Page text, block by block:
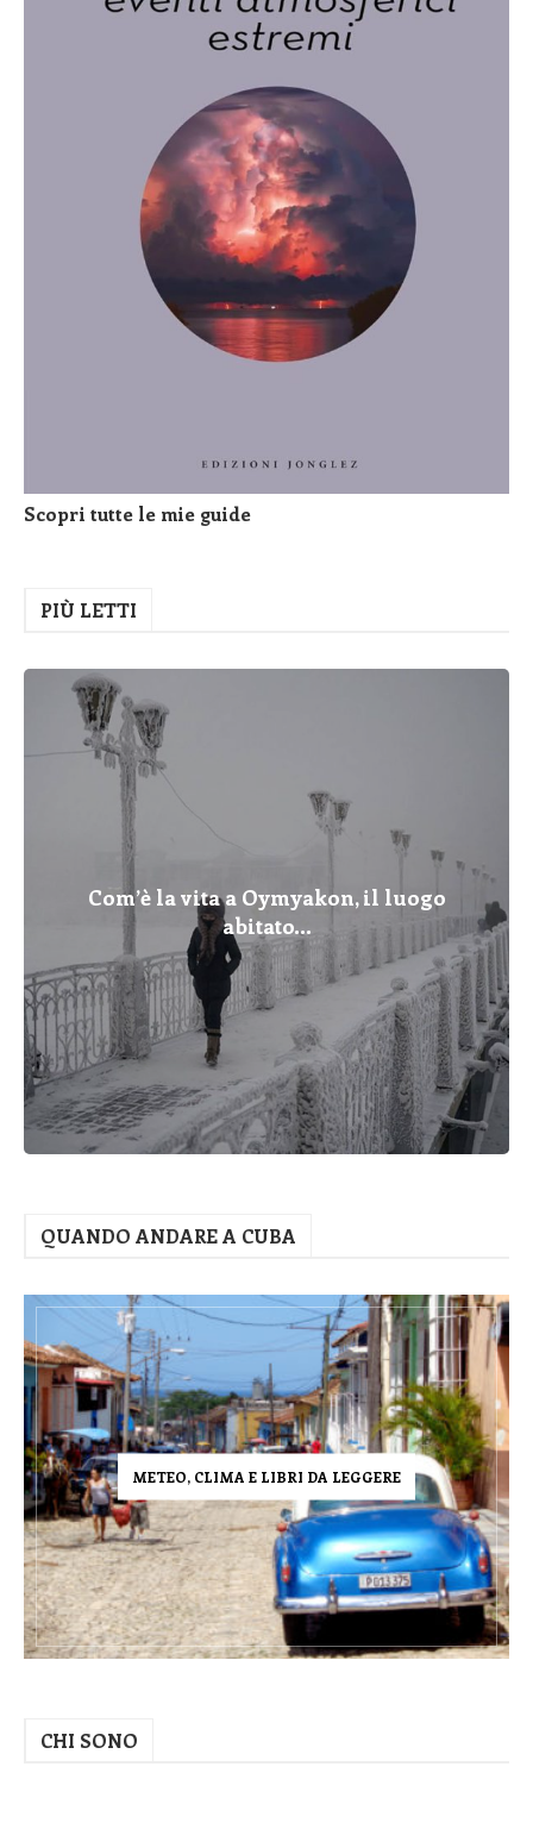
Scopri tutte le mie guide
PIÙ LETTI
Com’è la vita a Oymyakon, il luogo
abitato...
QUANDO ANDARE A CUBA
METEO, CLIMA E LIBRI DA LEGGERE
CHI SONO